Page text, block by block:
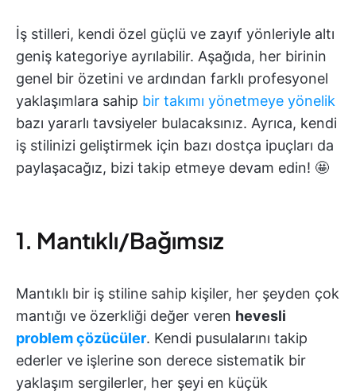
İş stilleri, kendi özel güçlü ve zayıf yönleriyle altı
geniş kategoriye ayrılabilir. Aşağıda, her birinin
genel bir özetini ve ardından farklı profesyonel
yaklaşımlara sahip bir takımı yönetmeye yönelik
bazı yararlı tavsiyeler bulacaksınız. Ayrıca, kendi
iş stilinizi geliştirmek için bazı dostça ipuçları da
paylaşacağız, bizi takip etmeye devam edin! 🤩
1. Mantıklı/Bağımsız
Mantıklı bir iş stiline sahip kişiler, her şeyden çok
mantığı ve özerkliği değer veren hevesli
problem çözücüler. Kendi pusulalarını takip
ederler ve işlerine son derece sistematik bir
yaklaşım sergilerler, her şeyi en küçük